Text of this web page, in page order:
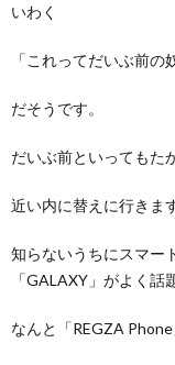
いわく
「これってだいぶ前の
だそうです。
だいぶ前といってもた
近い内に替えに行きます
知らないうちにスマー
「GALAXY」がよく
なんと「REGZA